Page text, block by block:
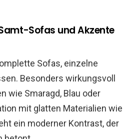
Sofas und Akzente
Sofas, einzelne
Besonders wirkungsvoll
wie Smaragd, Blau oder
mit glatten Materialien wie
ein moderner Kontrast, der